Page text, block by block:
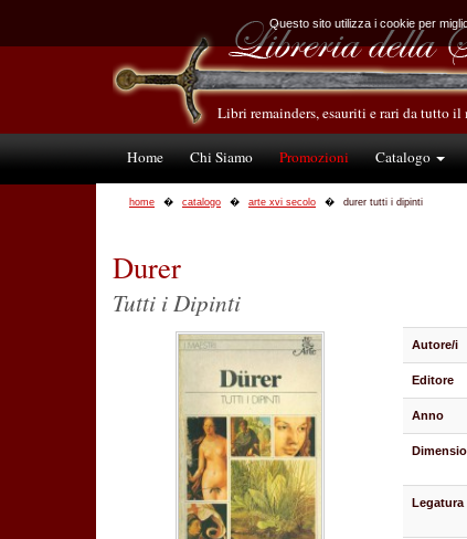
Libri remainders, esauriti e rari da tutto il
Home Chi Siamo Promozioni Catalogo
home catalogo arte xvi secolo durer tutti i dipinti
Durer
Tutti i Dipinti
Autore/i
Editore
Anno
Legatura
Questo sito utilizza i cookie per